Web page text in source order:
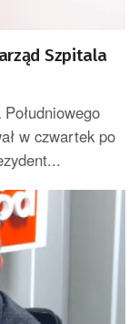
Szpitala
w czwartek po